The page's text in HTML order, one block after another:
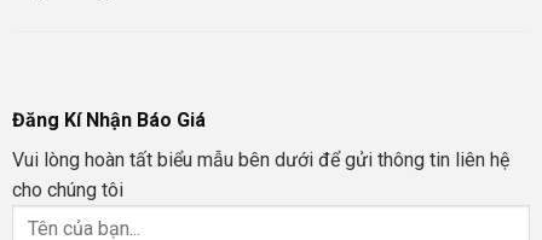
Đăng Kí Nhận Báo Giá
Vui lòng hoàn tất biểu mẫu bên dưới để gửi thông tin liên hệ
cho chúng tôi